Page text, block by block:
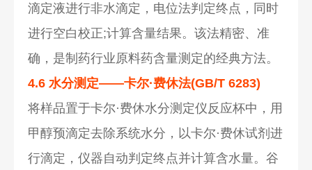
滴定液进行非水滴定，电位法判定终点，同时
进行空白校正;计算含量结果。该法精密、准
确，是制药行业原料药含量测定的经典方法。
4.6 水分测定——卡尔·费休法(GB/T 6283)
将样品置于卡尔·费休水分测定仪反应杯中，用
甲醇预滴定去除系统水分，以卡尔·费休试剂进
行滴定，仪器自动判定终点并计算含水量。谷